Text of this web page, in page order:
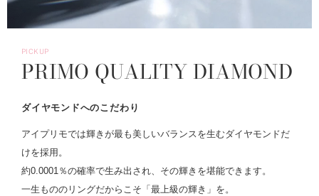
PICKUP
PRIMO QUALITY DIAMOND
ダイヤモンドへのこだわり
アイプリモでは輝きが最も美しいバランスを生むダイヤモンドだ
けを採用。
約0.0001％の確率で生み出され、その輝きを堪能できます。
一生もののリングだからこそ「最上級の輝き」を。